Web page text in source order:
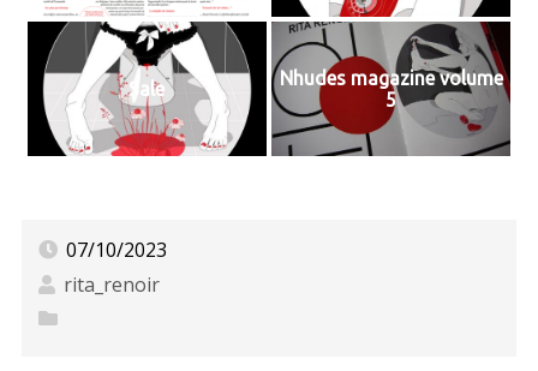
Sale
Nhudes magazine volume
5
07/10/2023
rita_renoir